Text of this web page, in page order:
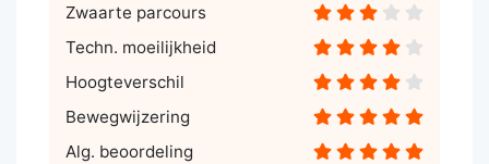
Zwaarte parcours
Techn. moeilijkheid
Hoogteverschil
Bewegwijzering
Alg. beoordeling